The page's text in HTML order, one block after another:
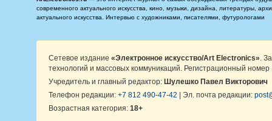
современного актуального искусства, кино, музыки, дизайна, литературы,
актуального искусства. Интервью с художниками, писателями, футурологами
Сетевое издание «Электронное искусство/Art Electronics» .
технологий и массовых коммуникаций. Регистрационный
Учредитель и главный редактор: Шулешко Павел Викторович
Телефон редакции: +7 812 490-47-42 | Эл. почта редакции:
Возрастная категория: 18+